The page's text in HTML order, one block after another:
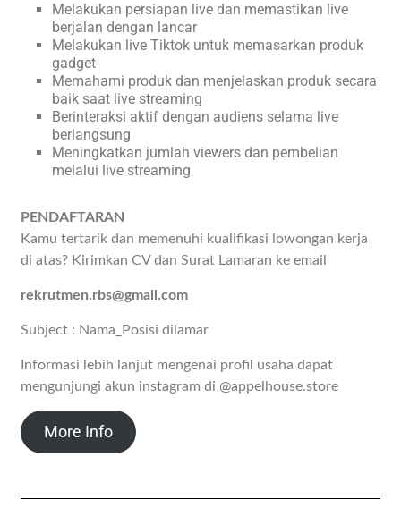
Melakukan persiapan live dan memastikan live
berjalan dengan lancar
Melakukan live Tiktok untuk memasarkan produk
gadget
Memahami produk dan menjelaskan produk secara
baik saat live streaming
Berinteraksi aktif dengan audiens selama live
berlangsung
Meningkatkan jumlah viewers dan pembelian
melalui live streaming
PENDAFTARAN
Kamu tertarik dan memenuhi kualifikasi lowongan kerja
di atas? Kirimkan CV dan Surat Lamaran ke email
rekrutmen.rbs@gmail.com
Subject : Nama_Posisi dilamar
Informasi lebih lanjut mengenai profil usaha dapat
mengunjungi akun instagram di @appelhouse.store
More Info